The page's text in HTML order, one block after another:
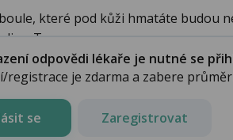
které pod kůži hmatáte budou
Ty mo...
odpovědi lékaře je nutné se
registrace je zdarma a zabere
se Zaregistrovat